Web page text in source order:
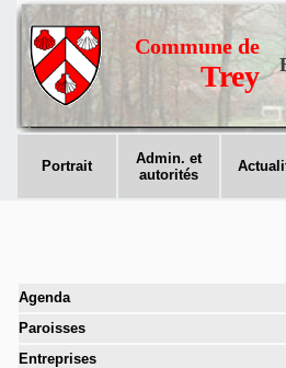
Commune de
Trey
Portrait
Admin. et
autorités
Agenda
Paroisses
Entreprises